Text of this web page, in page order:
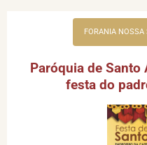
FORANIA NOSSA
Paróquia de
festa do